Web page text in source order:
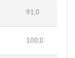
91,0
100,0